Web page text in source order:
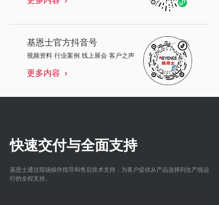
基恩士官方抖音号
视频资料 行业案例 线上展会 客户之声
更多内容
快速交付与全面支持
基恩士通过现场操作指导和售后技术支持，为客户提供从产品选择到生产线运
行的全程支持。